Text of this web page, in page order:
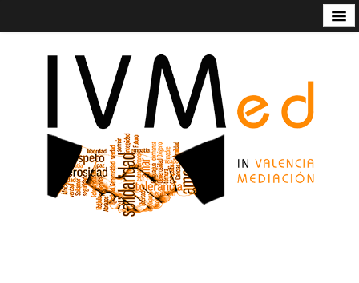
In Valencia Mediación
Listado de mediadoras/res
Nuestros servicios
Socios de honor de Ivmed